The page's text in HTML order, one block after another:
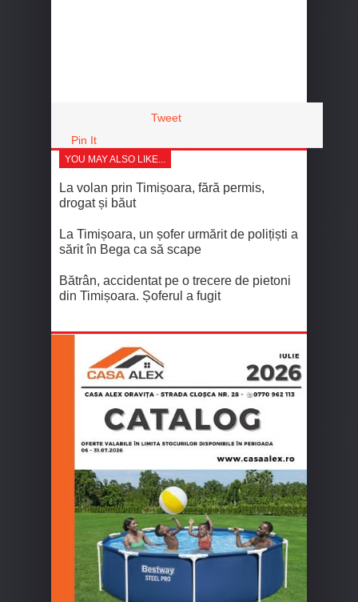
Tweet
Pin It
YOU MAY ALSO LIKE...
La volan prin Timișoara, fără permis,
drogat și băut
La Timișoara, un șofer urmărit de polițiști a
sărit în Bega ca să scape
Bătrân, accidentat pe o trecere de pietoni
din Timișoara. Șoferul a fugit